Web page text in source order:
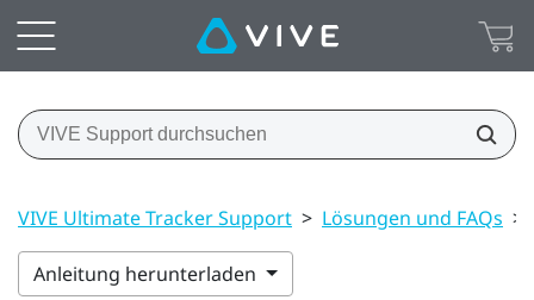
VIVE Ultimate Tracker Support > Lösungen und FAQs >
Anleitung herunterladen